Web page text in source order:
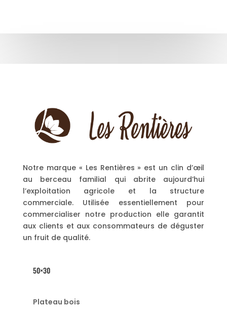
Notre marque « Les Rentières » est un clin d’œil
au berceau familial qui abrite aujourd’hui
l’exploitation agricole et la structure
commerciale. Utilisée essentiellement pour
commercialiser notre production elle garantit
aux clients et aux consommateurs de déguster
un fruit de qualité.
50×30
Plateau bois